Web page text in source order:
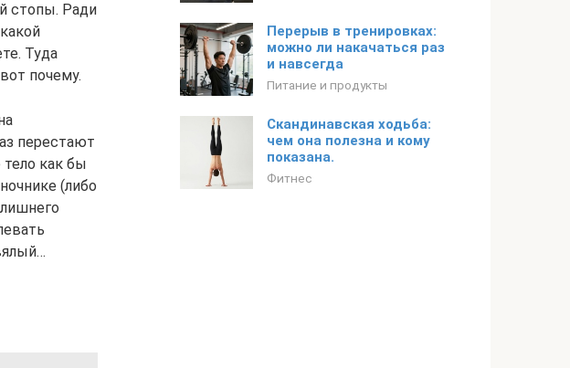
стопы. Ради
Туда
почему.
перестают
как бы
(либо
Перерыв в тренировках:
можно ли накачаться раз
и навсегда
Питание и продукты
Скандинавская ходьба:
чем она полезна и кому
показана.
Фитнес